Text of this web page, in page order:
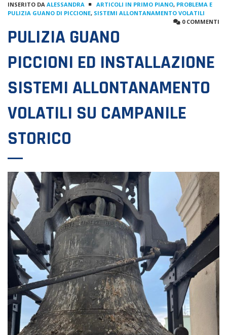
INSERITO DA ALESSANDRA ARTICOLI IN PRIMO PIANO, PROBLEMA E
PULIZIA GUANO DI PICCIONE, SISTEMI ALLONTANAMENTO VOLATILI
0 COMMENTI
PULIZIA GUANO
PICCIONI ED INSTALLAZIONE
SISTEMI ALLONTANAMENTO
VOLATILI SU CAMPANILE
STORICO